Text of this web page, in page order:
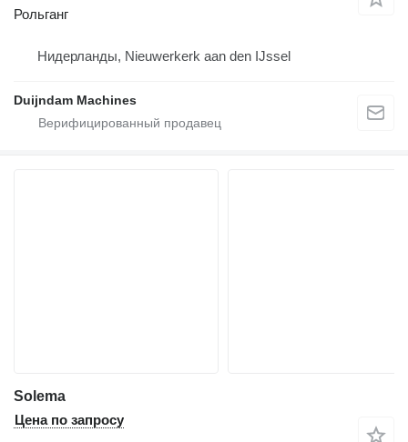
Рольганг
Нидерланды, Nieuwerkerk aan den IJssel
Duijndam Machines
Solema
Цена по запросу